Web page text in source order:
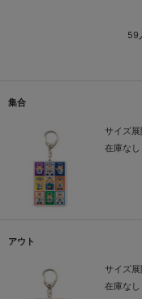
59
集合
サイズ
在庫なし
アウト
サイズ
在庫なし